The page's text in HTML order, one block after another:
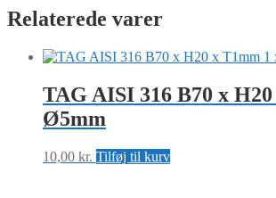
x
50M
Trans
Relaterede varer
TAG AISI 316 B70 x
Ø5mm
10,00 kr. Tilføj til kurv